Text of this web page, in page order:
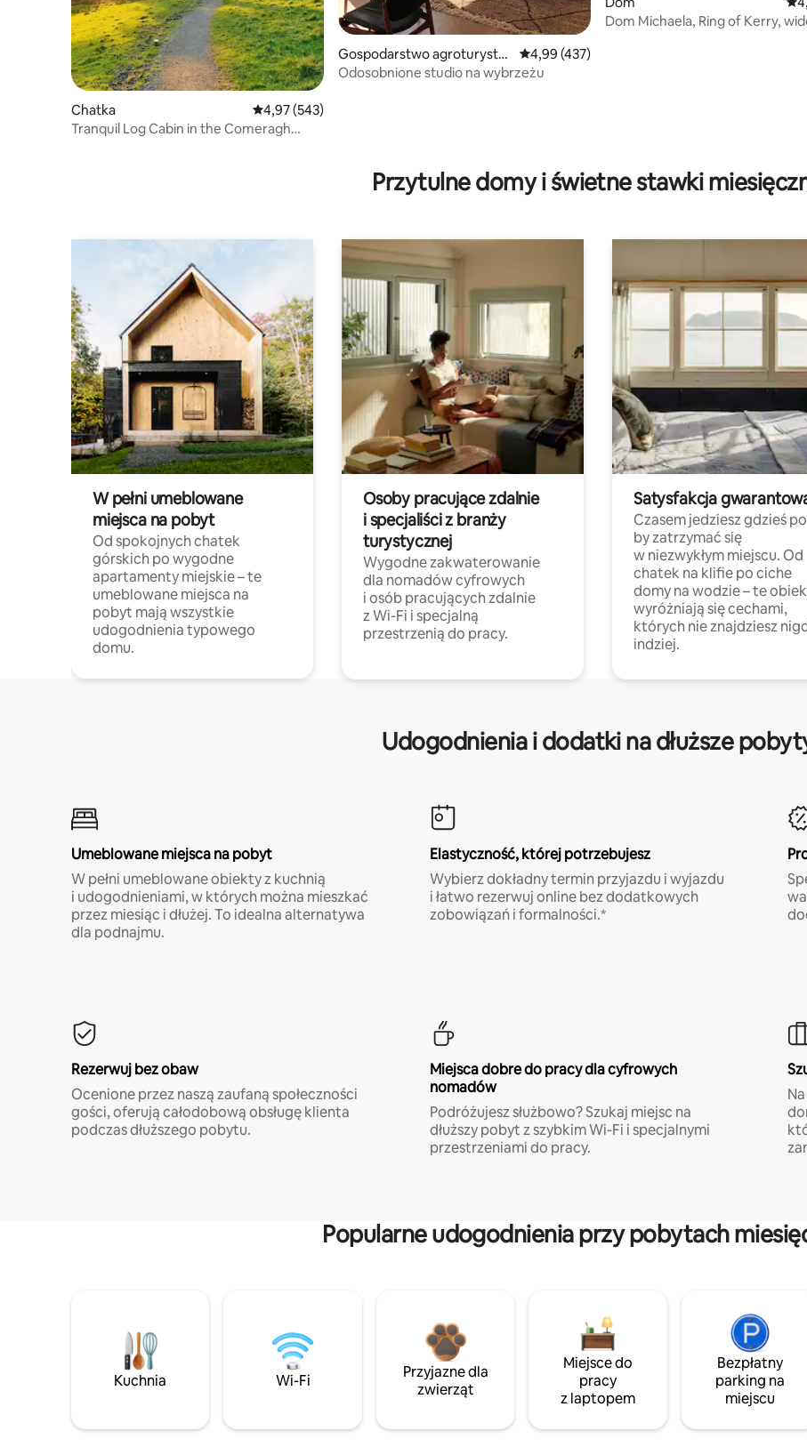
Chatka Średnia ocena: 4,97 na 5, liczba recenzji: 543
4,97 (543)
Tranquil Log Cabin in the Comeragh
Gospodarstwo agroturystyc
zne
Średnia ocena: 4,99 na 5, liczba recenzji: 437
4,99 (437)
Odosobnione studio na wybrzeżu
Dom Michaela, Ring of Kerry,
Przytulne domy i świetne stawki
W pełni umeblowane
miejsca na pobyt
Od spokojnych chatek
górskich po wygodne
apartamenty miejskie – te
umeblowane miejsca na
pobyt mają wszystkie
udogodnienia typowego
domu.
Osoby pracujące zdalnie
i specjaliści z branży
turystycznej
Wygodne zakwaterowanie
dla nomadów cyfrowych
i osób pracujących zdalnie
z Wi-Fi i specjalną
przestrzenią do pracy.
Satysfakcja
Czasem jedziesz gdzieś
by zatrzymać się
w niezwykłym miejscu. Od
chatek na klifie po ciche
domy na wodzie – te
wyróżniają się cechami,
których nie znajdziesz
indziej.
Udogodnienia i dodatki na dłuższe
Umeblowane miejsca na pobyt
W pełni umeblowane obiekty z kuchnią
i udogodnieniami, w których można mieszkać
przez miesiąc i dłużej. To idealna alternatywa
dla podnajmu.
Elastyczność, której potrzebujesz
Wybierz dokładny termin przyjazdu i wyjazdu
i łatwo rezerwuj online bez dodatkowych
zobowiązań i formalności.*
Rezerwuj bez obaw
Ocenione przez naszą zaufaną społeczności
gości, oferują całodobową obsługę klienta
podczas dłuższego pobytu.
Miejsca dobre do pracy dla cyfrowych
nomadów
Podróżujesz służbowo? Szukaj miejsc na
dłuższy pobyt z szybkim Wi-Fi i specjalnymi
przestrzeniami do pracy.
Popularne udogodnienia przy pobytach
Kuchnia Wi-Fi
Przyjazne dla
zwierząt
Miejsce do
pracy
z laptopem
Bezpłatny
parking na
miejscu